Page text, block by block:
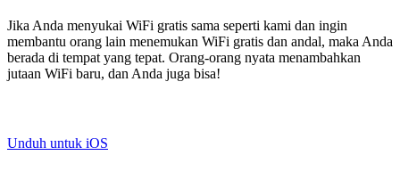
Jika Anda menyukai WiFi gratis sama seperti kami dan ingin
membantu orang lain menemukan WiFi gratis dan andal, maka Anda
berada di tempat yang tepat. Orang-orang nyata menambahkan
jutaan WiFi baru, dan Anda juga bisa!
Unduh untuk iOS